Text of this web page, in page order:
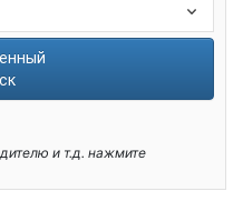
и т.д. нажмите